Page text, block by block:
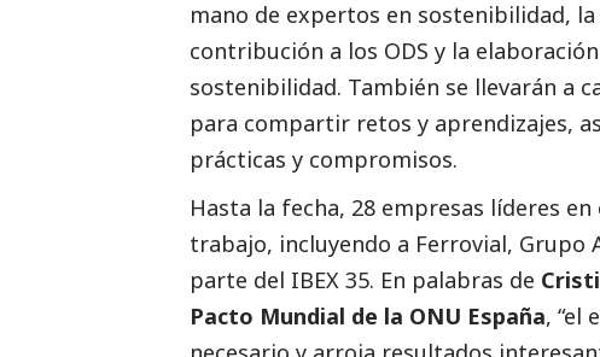
mano de expertos en sostenibilidad,
contribución a los ODS y la
sostenibilidad. También se llevarán a
para compartir retos y aprendizajes,
prácticas y compromisos.
Hasta la fecha, 28 empresas líderes
trabajo, incluyendo a Ferrovial, Grupo
parte del IBEX 35. En palabras de
Pacto Mundial de la ONU España, “el